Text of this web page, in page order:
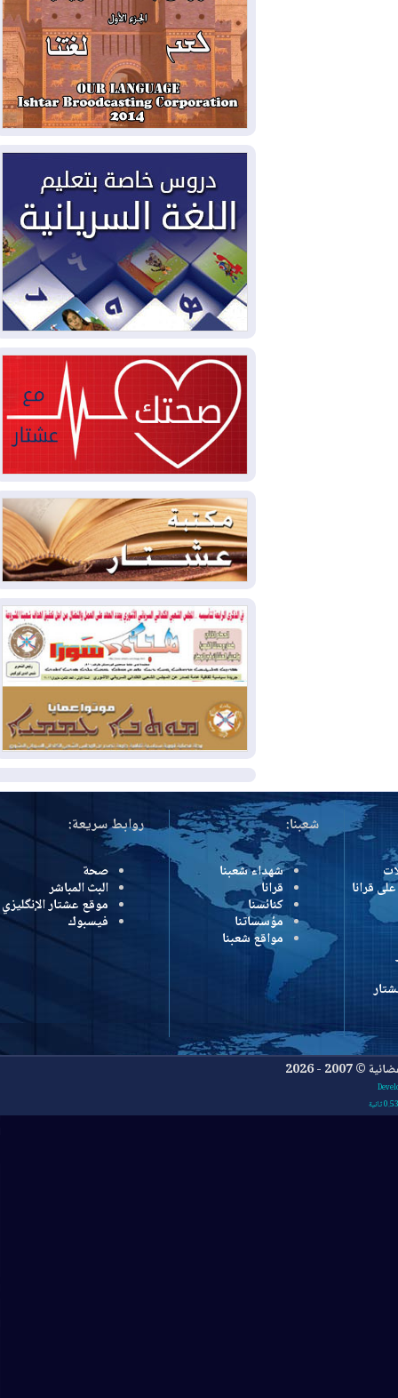
2026-08-03 العجز والاقتراض يطوقان
المالية العراقية.. اقتراض يتجاوز 3 تريليونات
دينار!
2026-08-03 كوبا تغرق في الظلام مجددا
وانهيار الشبكة الكهربائية
2026-08-03
أوامر بإجلاء 60 ألف شخص
بسبب الحرائق في ولاية واشنطن
2026-08-02مشروع "حسابي" يُمهل
الموظفين حتى نهاية أغسطس لاستلام
بطاقاتهم المصرفية
2026-08-02دمشق وعمّان تحذران بغداد:
أي هجوم من أراضي العراق سيواجه برد
2026-08-02ترامب: الولايات المتحدة
وإسرائيل تعلقان شن ضربات على إيران
2026-08-01تقرير: الولايات المتحدة تسحب
منظومة باتريوت الدفاعية من أربيل
2026-08-01النفط: اتفاقية ثلاثية لاستئناف
التصدير عبر جيهان بطاقة 750 ألف برميل
يومياً
2026-08-01"في أقرب وقت ممكن".. إدارة
ترامب تخطط لشن ضربات جديدة على إيران
2026-07-31أتروشي: قرار السلم والحرب
في العراق "مختطف" وخارج سيطرة
الحكومة
2026-07-31
50 درجة مئوية في 5
محافظات.. العراق على موعد مع موجة حر
السبت
شعبنا:
شهداء شعبنا
قرانا
كنائسنا
مؤسساتنا
مواقع شعبنا
روابط سريعة:
صحة
البث المباشر
موقع عشتار الإنگليزي
فيسبوك
2026